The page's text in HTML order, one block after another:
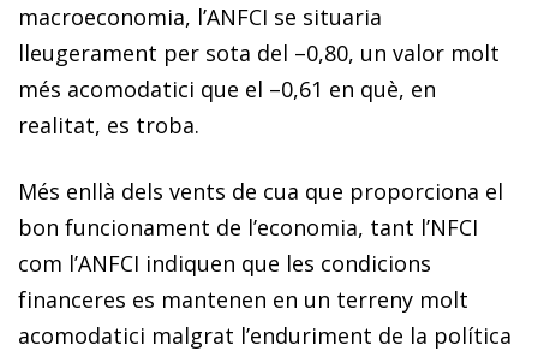
macroeconomia, l’ANFCI se situaria
lleugerament per sota del –0,80, un valor molt
més acomodatici que el –0,61 en què, en
realitat, es troba.
Més enllà dels vents de cua que proporciona el
bon funcionament de l’economia, tant l’NFCI
com l’ANFCI indiquen que les condicions
financeres es mantenen en un terreny molt
acomodatici malgrat l’enduriment de la política